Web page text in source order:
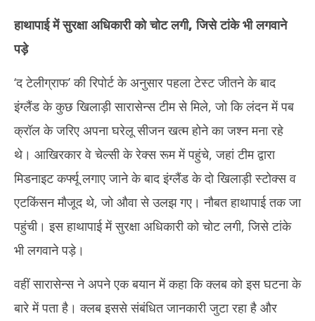
हाथापाई में सुरक्षा अधिकारी को चोट लगी, जिसे टांके भी लगवाने
पड़े
‘द टेलीग्राफ’ की रिपोर्ट के अनुसार पहला टेस्ट जीतने के बाद
इंग्लैंड के कुछ खिलाड़ी सारासेन्स टीम से मिले, जो कि लंदन में पब
क्रॉल के जरिए अपना घरेलू सीजन खत्म होने का जश्न मना रहे
थे। आखिरकार वे चेल्सी के रेक्स रूम में पहुंचे, जहां टीम द्वारा
मिडनाइट कर्फ्यू लगाए जाने के बाद इंग्लैंड के दो खिलाड़ी स्टोक्स व
एटकिंसन मौजूद थे, जो औवा से उलझ गए। नौबत हाथापाई तक जा
पहुंची। इस हाथापाई में सुरक्षा अधिकारी को चोट लगी, जिसे टांके
भी लगवाने पड़े।
वहीं सारासेन्स ने अपने एक बयान में कहा कि क्लब को इस घटना के
बारे में पता है। क्लब इससे संबंधित जानकारी जुटा रहा है और